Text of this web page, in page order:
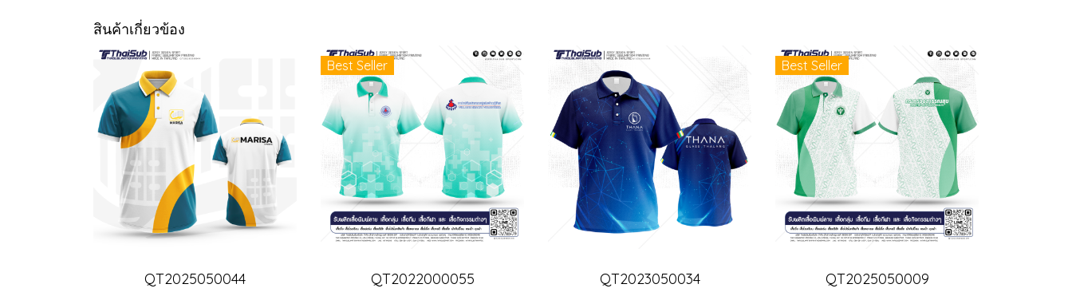
สินค้าเกี่ยวข้อง
QT2025050044
Best Seller
QT2022000055 QT2023050034
Best Seller
QT2025050009